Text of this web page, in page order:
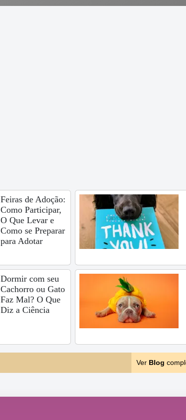
Feiras de Adoção:
Como Participar,
O Que Levar e
Como se Preparar
para Adotar
Dormir com seu
Cachorro ou Gato
Faz Mal? O Que
Diz a Ciência
Ver Blog